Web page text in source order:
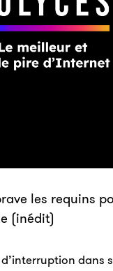
les requins
(inédit)
dans